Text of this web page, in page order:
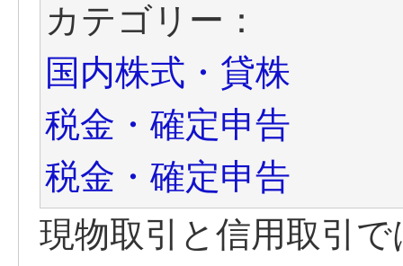
カテゴリー：
国内株式・貸株
税金・確定申告
税金・確定申告
現物取引と信用取引